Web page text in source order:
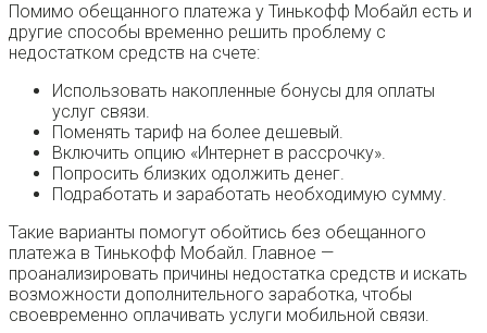
Помимо обещанного платежа у Тинькофф Мобайл есть и
другие способы временно решить проблему с
недостатком средств на счете:
Использовать накопленные бонусы для оплаты
услуг связи.
Поменять тариф на более дешевый.
Включить опцию «Интернет в рассрочку».
Попросить близких одолжить денег.
Подработать и заработать необходимую сумму.
Такие варианты помогут обойтись без обещанного
платежа в Тинькофф Мобайл. Главное —
проанализировать причины недостатка средств и искать
возможности дополнительного заработка, чтобы
своевременно оплачивать услуги мобильной связи.